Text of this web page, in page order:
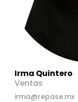
Irma Quintero
Ventas
irma@repase.mx